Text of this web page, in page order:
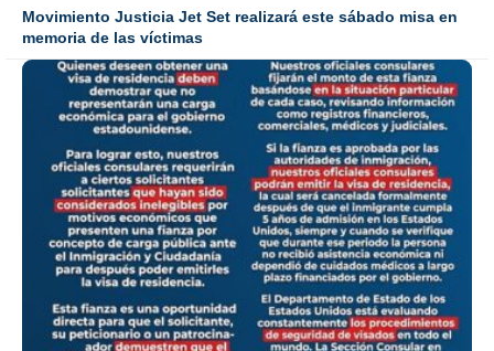
Movimiento Justicia Jet Set realizará este sábado misa en
memoria de las víctimas